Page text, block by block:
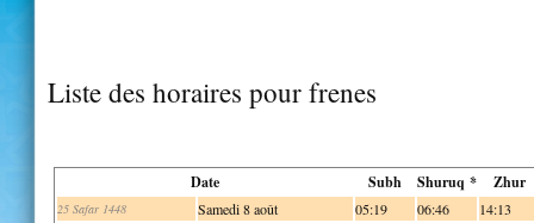
Liste des horaires pour frenes
Date Subh Shuruq * Zhur
25 Safar 1448 Samedi 8 août 05:19 06:46 14:13